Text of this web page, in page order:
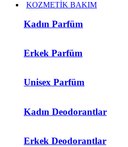
KOZMETİK BAKIM
Kadın Parfüm
Erkek Parfüm
Unisex Parfüm
Kadın Deodorantlar
Erkek Deodorantlar